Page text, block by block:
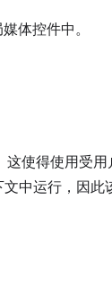
体控件中。
使得使用受用
中运行，因此